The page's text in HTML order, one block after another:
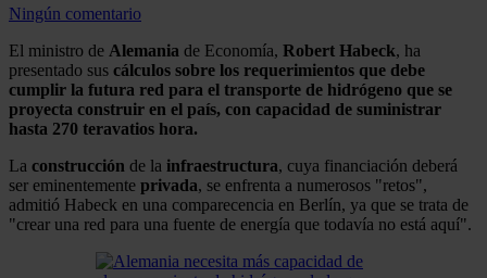
Ningún comentario
El ministro de Alemania de Economía, Robert Habeck, ha
presentado sus cálculos sobre los requerimientos que debe
cumplir la futura red para el transporte de hidrógeno que se
proyecta construir en el país, con capacidad de suministrar
hasta 270 teravatios hora.
La construcción de la infraestructura, cuya financiación deberá
ser eminentemente privada, se enfrenta a numerosos "retos",
admitió Habeck en una comparecencia en Berlín, ya que se trata de
"crear una red para una fuente de energía que todavía no está aquí".